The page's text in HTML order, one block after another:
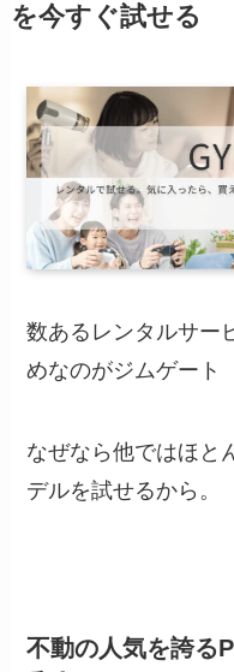
を今すぐ試せる
数あるレンタルサー
めなのがジムゲート
なぜなら他ではほと
デルを試せるから。
不動の人気を誇る